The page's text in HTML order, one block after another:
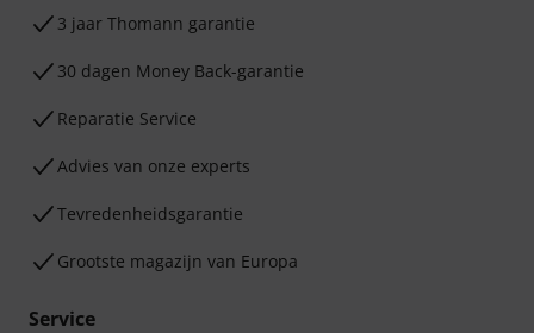
3 jaar Thomann garantie
30 dagen Money Back-garantie
Reparatie Service
Advies van onze experts
Tevredenheidsgarantie
Grootste magazijn van Europa
Service